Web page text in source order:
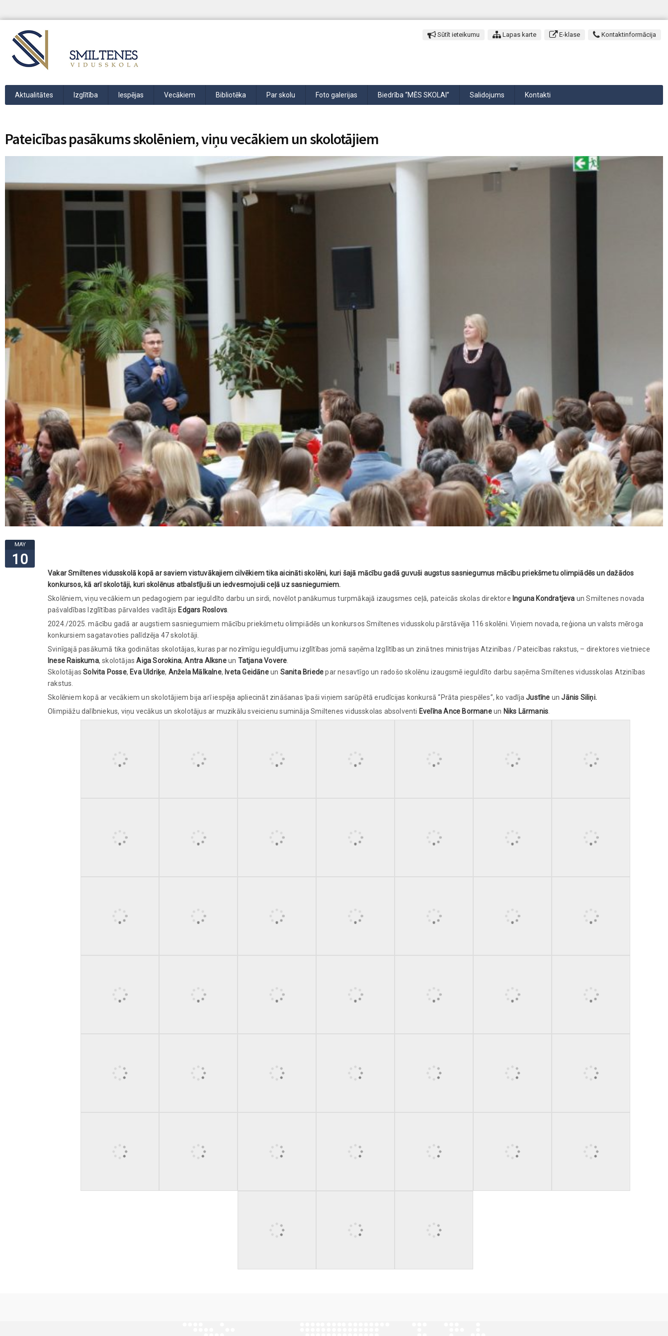
Sūtīt ieteikumu Lapas karte E-klase Kontaktinformācija
Aktualitātes Izglītība Iespējas Vecākiem Bibliotēka Par skolu Foto galerijas Biedrība “MĒS SKOLAI” Salidojums Kontakti
Pateicības pasākums skolēniem, viņu vecākiem un skolotājiem
MAY
10
Vakar Smiltenes vidusskolā kopā ar saviem vistuvākajiem cilvēkiem tika aicināti skolēni, kuri šajā mācību gadā guvuši augstus sasniegumus mācību priekšmetu olimpiādēs un dažādos
konkursos, kā arī skolotāji, kuri skolēnus atbalstījuši un iedvesmojuši ceļā uz sasniegumiem.
Skolēniem, viņu vecākiem un pedagogiem par ieguldīto darbu un sirdi, novēlot panākumus turpmākajā izaugsmes ceļā, pateicās skolas direktore Inguna Kondratjeva un Smiltenes novada
pašvaldības Izglītības pārvaldes vadītājs Edgars Roslovs
2024./2025. mācību gadā ar augstiem sasniegumiem mācību priekšmetu olimpiādēs un konkursos Smiltenes vidusskolu pārstāvēja 116 skolēni. Viņiem novada, reģiona un valsts mēroga
konkursiem sagatavoties palīdzēja 47 skolotāji.
Svinīgajā pasākumā tika godinātas skolotājas, kuras par nozīmīgu ieguldījumu izglītības jomā saņēma Izglītības un zinātnes ministrijas Atzinības / Pateicības rakstus, – direktores vietniece
Inese Raiskuma, skolotājasAiga Sorokina,Antra Alksneun Tatjana Vovere
SkolotājasSolvita Posse, Eva Uldriķe, Anžela Mālkalne, Iveta Geidāneun Sanita Briedepar nesavtīgo un radošo skolēnu izaugsmē ieguldīto darbu saņēma Smiltenes vidusskolas Atzinības
rakstus.
Skolēniem kopā ar vecākiem un skolotājiem bija arī iespēja apliecināt zināšanas īpaši viņiem sarūpētā erudīcijas konkursā “Prāta piespēles”, ko vadījaJustīne unJānis Siliņi.
Olimpiāžu dalībniekus, viņu vecākus un skolotājus ar muzikālu sveicienu sumināja Smiltenes vidusskolas absolventi Evelīna Ance Bormaneun Niks Lārmanis